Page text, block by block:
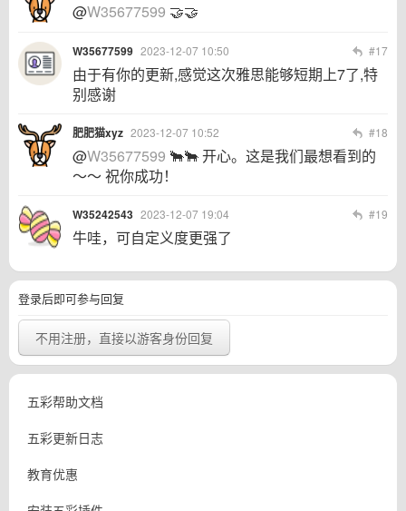
@W35677599 🤝🤝
W35677599 2023-12-07 10:50 #17
由于有你的更新,感觉这次雅思能够短期上7了,特
别感谢
肥肥猫xyz 2023-12-07 10:52 #18
@W35677599 🐂🐂 开心。这是我们最想看到的
～～ 祝你成功！
W35242543 2023-12-07 19:04 #19
牛哇，可自定义度更强了
登录后即可参与回复
不用注册，直接以游客身份回复
五彩帮助文档
五彩更新日志
教育优惠